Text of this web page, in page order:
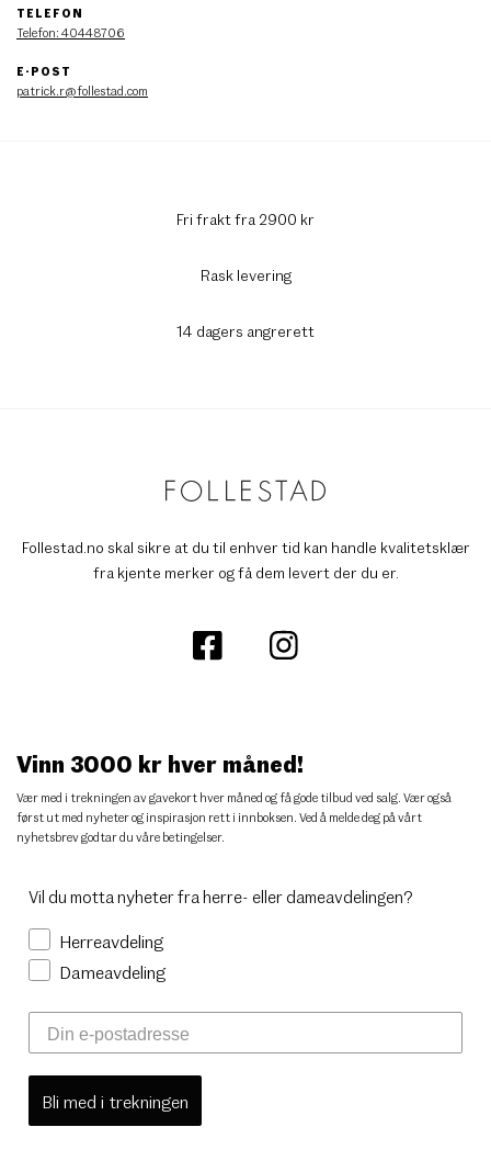
TELEFON
Telefon: 40448706
E-POST
patrick.r@follestad.com
Fri frakt fra 2900 kr
Rask levering
14 dagers angrerett
Follestad.no skal sikre at du til enhver tid kan handle kvalitetsklær
fra kjente merker og få dem levert der du er.
Vinn 3000 kr hver måned!
Vær med i trekningen av gavekort hver måned og få gode tilbud ved salg. Vær også
først ut med nyheter og inspirasjon rett i innboksen. Ved å melde deg på vårt
nyhetsbrev godtar du våre betingelser.
Vil du motta nyheter fra herre- eller dameavdelingen?
Herreavdeling
Dameavdeling
Bli med i trekningen